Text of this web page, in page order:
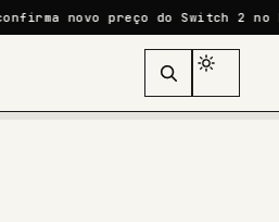
preço do Switch 2 no Brasil: